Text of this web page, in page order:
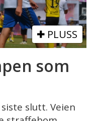
PLUSS
som
slutt. Veien